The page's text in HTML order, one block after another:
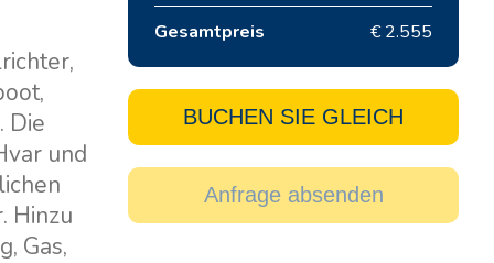
Die
und
Hinzu
Gas,
Gesamtpreis € 2.555
BUCHEN SIE GLEICH
Anfrage absenden